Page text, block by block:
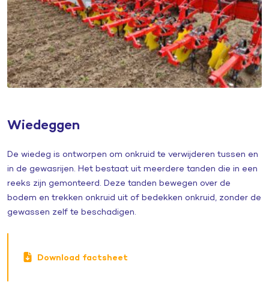
Wiedeggen
De wiedeg is ontworpen om onkruid te verwijderen tussen en
in de gewasrijen. Het bestaat uit meerdere tanden die in een
reeks zijn gemonteerd. Deze tanden bewegen over de
bodem en trekken onkruid uit of bedekken onkruid, zonder de
gewassen zelf te beschadigen.
Download factsheet